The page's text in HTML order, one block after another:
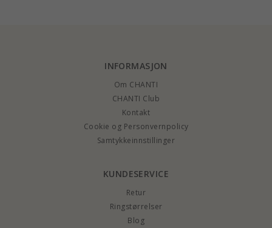
INFORMASJON
Om CHANTI
CHANTI Club
Kontakt
Cookie og Personvernpolicy
Samtykkeinnstillinger
KUNDESERVICE
Retur
Ringstørrelser
Blog